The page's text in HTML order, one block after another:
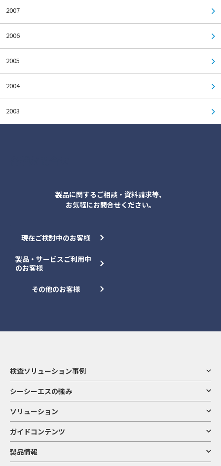
2007
2006
2005
2004
2003
製品に関するご相談・資料請求等、
お気軽にお問合せください。
現在ご検討中のお客様
製品・サービスご利用中
のお客様
その他のお客様
検査ソリューション事例
シーシーエスの強み
ソリューション
ガイドコンテンツ
製品情報